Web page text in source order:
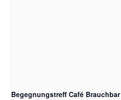
Begegnungstreff Café Brauchbar